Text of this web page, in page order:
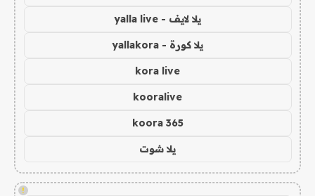
يلا لايف - yalla live
يلا كورة - yallakora
kora live
kooralive
koora 365
يلا شوت
!